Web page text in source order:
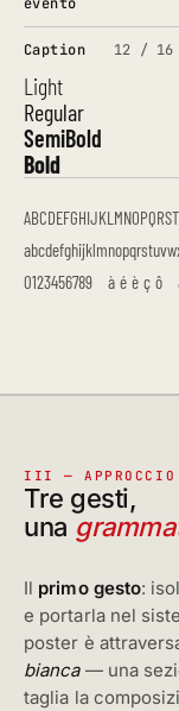
evento
Caption 12 / 16
Light
Regular
SemiBold
Bold
0123456789 à é è ç ô
III — APPROCCIO
Tre gesti,
una
Il primo gesto:
e portarla nel
poster è
bianca— una
taglia la